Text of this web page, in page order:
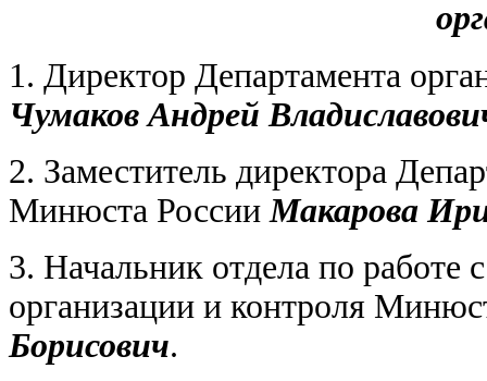
1. Директор Департамента
Чумаков Андрей
2. Заместитель директора
Минюста РоссииМакарова
3. Начальник отдела по
организации и контроля
Борисович.